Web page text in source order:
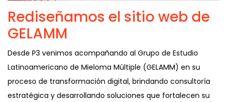
Rediseñamos el sitio web de
GELAMM
Desde P3 venimos acompañando al Grupo de Estudio
Latinoamericano de Mieloma Múltiple (GELAMM) en su
proceso de transformación digital, brindando consultoría
estratégica y desarrollando soluciones que fortalecen su